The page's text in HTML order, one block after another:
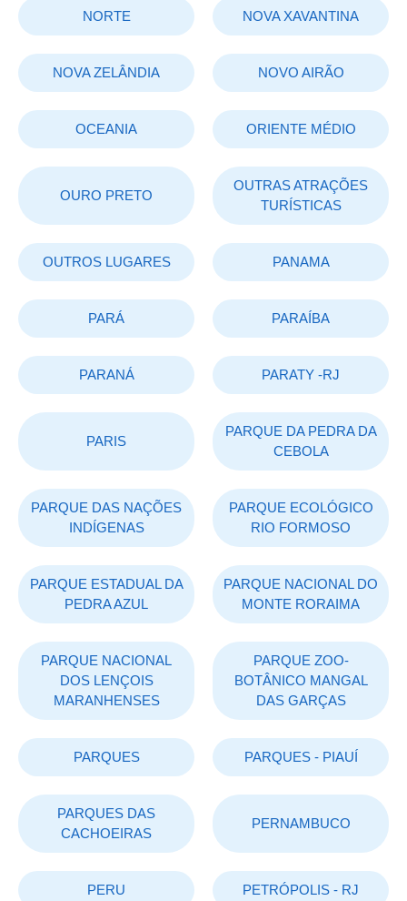
NORTE NOVA XAVANTINA
NOVA ZELÂNDIA NOVO AIRÃO
OCEANIA ORIENTE MÉDIO
OURO PRETO
OUTRAS ATRAÇÕES
TURÍSTICAS
OUTROS LUGARES PANAMA
PARÁ PARAÍBA
PARANÁ PARATY -RJ
PARIS
PARQUE DA PEDRA DA
CEBOLA
PARQUE DAS NAÇÕES
INDÍGENAS
PARQUE ECOLÓGICO
RIO FORMOSO
PARQUE ESTADUAL DA
PEDRA AZUL
PARQUE NACIONAL DO
MONTE RORAIMA
PARQUE NACIONAL
DOS LENÇOIS
MARANHENSES
PARQUE ZOO-
BOTÂNICO MANGAL
DAS GARÇAS
PARQUES PARQUES - PIAUÍ
PARQUES DAS
CACHOEIRAS
PERNAMBUCO
PERU PETRÓPOLIS - RJ